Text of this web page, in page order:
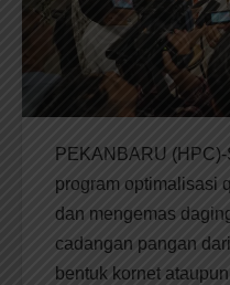
PEKANBARU
program optimalisasi
dan mengemas
cadangan pangan
bentuk kornet